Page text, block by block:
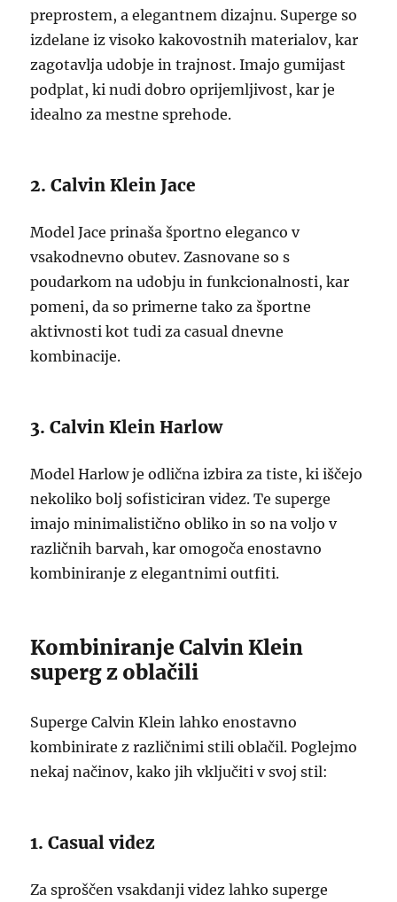
preprostem, a elegantnem dizajnu. Superge so
izdelane iz visoko kakovostnih materialov, kar
zagotavlja udobje in trajnost. Imajo gumijast
podplat, ki nudi dobro oprijemljivost, kar je
idealno za mestne sprehode.
2. Calvin Klein Jace
Model Jace prinaša športno eleganco v
vsakodnevno obutev. Zasnovane so s
poudarkom na udobju in funkcionalnosti, kar
pomeni, da so primerne tako za športne
aktivnosti kot tudi za casual dnevne
kombinacije.
3. Calvin Klein Harlow
Model Harlow je odlična izbira za tiste, ki iščejo
nekoliko bolj sofisticiran videz. Te superge
imajo minimalistično obliko in so na voljo v
različnih barvah, kar omogoča enostavno
kombiniranje z elegantnimi outfiti.
Kombiniranje Calvin Klein
superg z oblačili
Superge Calvin Klein lahko enostavno
kombinirate z različnimi stili oblačil. Poglejmo
nekaj načinov, kako jih vključiti v svoj stil:
1. Casual videz
Za sproščen vsakdanji videz lahko superge